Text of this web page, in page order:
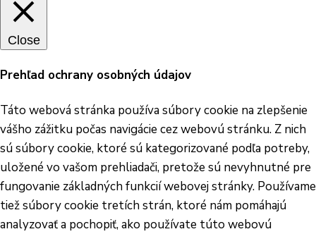
Close
Prehľad ochrany osobných údajov
Táto webová stránka používa súbory cookie na zlepšenie
vášho zážitku počas navigácie cez webovú stránku. Z nich
sú súbory cookie, ktoré sú kategorizované podľa potreby,
uložené vo vašom prehliadači, pretože sú nevyhnutné pre
fungovanie základných funkcií webovej stránky. Používame
tiež súbory cookie tretích strán, ktoré nám pomáhajú
analyzovať a pochopiť, ako používate túto webovú